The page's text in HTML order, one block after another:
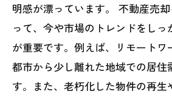
明感が漂っています。 不動産売
って、今や市場のトレンドをしっ
が重要です。例えば、リモートワ
都市から少し離れた地域での居住
す。また、老朽化した物件の再生